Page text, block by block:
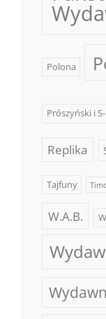
Polona
Prószyński i
Replika
Tajfuny
W.A.B.